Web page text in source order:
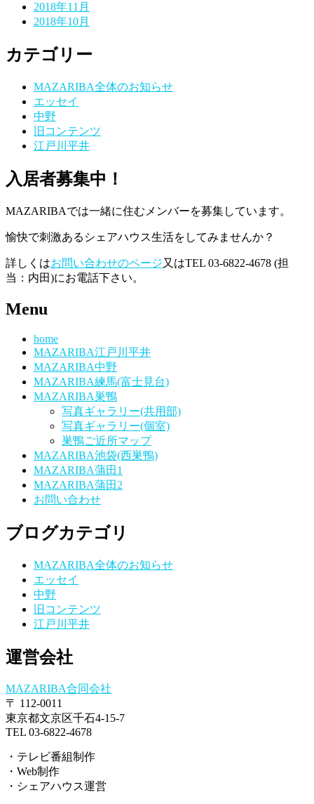
2018年11月
2018年10月
カテゴリー
MAZARIBA全体のお知らせ
エッセイ
中野
旧コンテンツ
江戸川平井
入居者募集中！
MAZARIBAでは一緒に住むメンバーを募集しています。
愉快で刺激あるシェアハウス生活をしてみませんか？
詳しくはお問い合わせのページ又はTEL 03-6822-4678 (担
当：内田)にお電話下さい。
Menu
home
MAZARIBA江戸川平井
MAZARIBA中野
MAZARIBA練馬(富士見台)
MAZARIBA巣鴨
写真ギャラリー(共用部)
写真ギャラリー(個室)
巣鴨ご近所マップ
MAZARIBA池袋(西巣鴨)
MAZARIBA蒲田1
MAZARIBA蒲田2
お問い合わせ
ブログカテゴリ
MAZARIBA全体のお知らせ
エッセイ
中野
旧コンテンツ
江戸川平井
運営会社
MAZARIBA合同会社
〒 112-0011
東京都文京区千石4-15-7
TEL 03-6822-4678
・テレビ番組制作
・Web制作
・シェアハウス運営